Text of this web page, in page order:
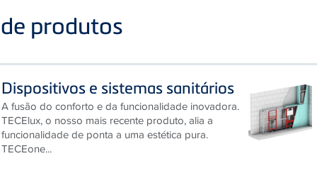
Dispositivos e sistemas sanitários
A fusão do conforto e da funcionalidade inovadora.
TECElux, o nosso mais recente produto, alia a
funcionalidade de ponta a uma estética pura.
TECEone...